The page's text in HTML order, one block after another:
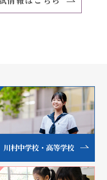
川村中学校・高等学校